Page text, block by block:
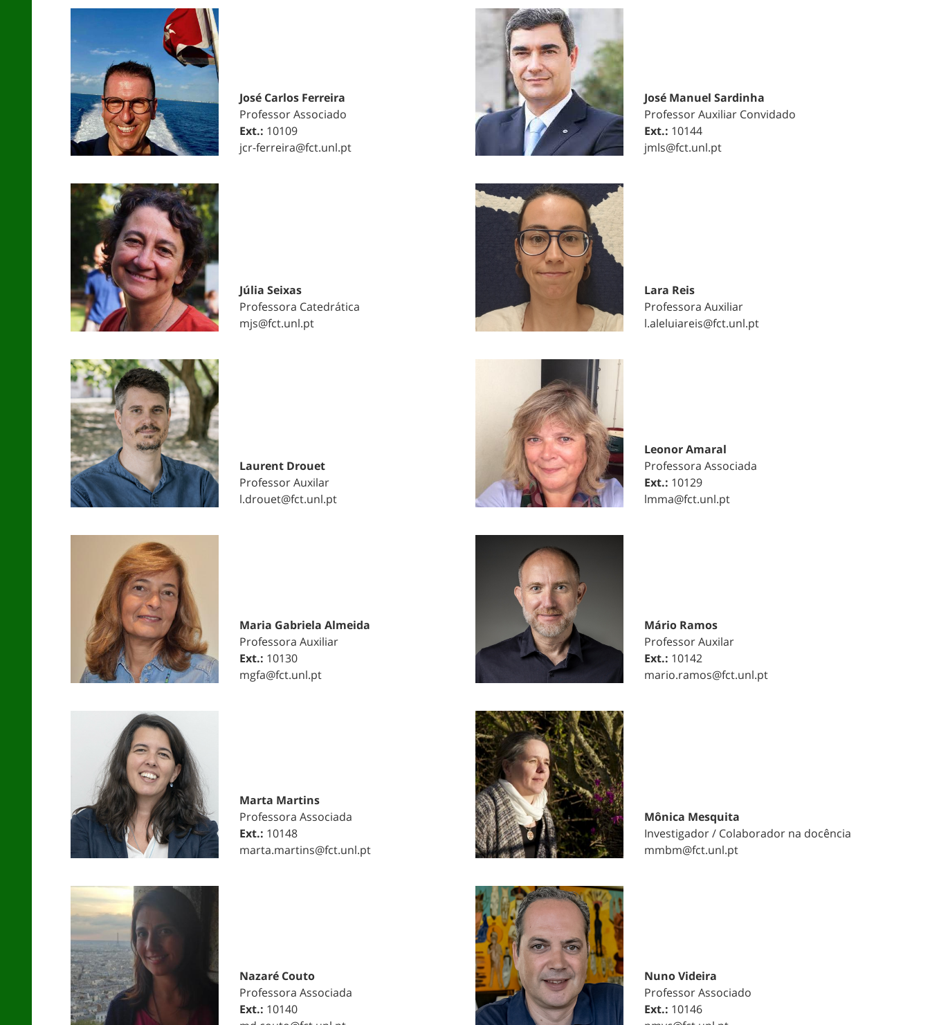
José Carlos Ferreira
Professor Associado
Ext.: 10109
jcr-ferreira@fct.unl.pt
José Manuel Sardinha
Professor Auxiliar Convidado
Ext.: 10144
jmls@fct.unl.pt
Júlia Seixas
Professora Catedrática
mjs@fct.unl.pt
Lara Reis
Professora Auxiliar
l.aleluiareis@fct.unl.pt
Laurent Drouet
Professor Auxilar
l.drouet@fct.unl.pt
Leonor Amaral
Professora Associada
Ext.: 10129
lmma@fct.unl.pt
Maria Gabriela Almeida
Professora Auxiliar
Ext.: 10130
mgfa@fct.unl.pt
Mário Ramos
Professor Auxilar
Ext.: 10142
mario.ramos@fct.unl.pt
Marta Martins
Professora Associada
Ext.: 10148
marta.martins@fct.unl.pt
Mônica Mesquita
Investigador / Colaborador na docência
mmbm@fct.unl.pt
Nazaré Couto
Professora Associada
Ext.: 10140
Nuno Videira
Professor Associado
Ext.: 10146